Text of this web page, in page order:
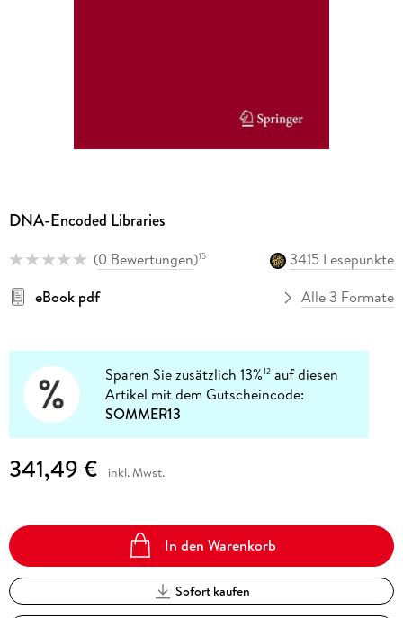
DNA-Encoded Libraries
(0 Bewertungen)15
3415 Lesepunkte
eBook pdf
Alle 3 Formate
Sparen Sie zusätzlich 13%12 auf diesen
Artikel mit dem Gutscheincode:
SOMMER13
341,49 € inkl. Mwst.
In den Warenkorb
Sofort kaufen